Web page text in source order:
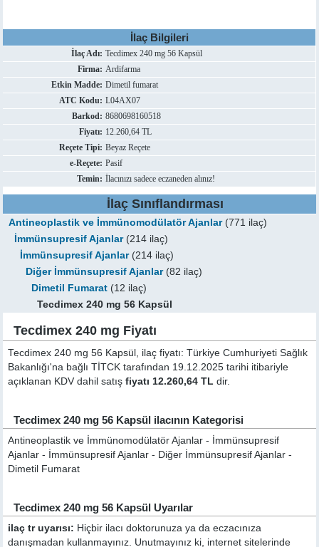
İlaç Bilgileri
İlaç Adı: Tecdimex 240 mg 56 Kapsül
Firma: Ardifarma
Etkin Madde: Dimetil fumarat
ATC Kodu: L04AX07
Barkod: 8680698160518
Fiyatı: 12.260,64 TL
Reçete Tipi: Beyaz Reçete
e-Reçete: Pasif
Temin: İlacınızı sadece eczaneden alınız!
İlaç Sınıflandırması
Antineoplastik ve İmmünomodülatör Ajanlar(771 ilaç)
İmmünsupresif Ajanlar(214 ilaç)
İmmünsupresif Ajanlar(214 ilaç)
Diğer İmmünsupresif Ajanlar(82 ilaç)
Dimetil Fumarat (12 ilaç)
Tecdimex 240 mg 56 Kapsül
Tecdimex 240 mg Fiyatı
Tecdimex 240 mg 56 Kapsül, ilaç fiyatı: Türkiye Cumhuriyeti Sağlık
Bakanlığı'na bağlı TİTCK tarafından 19.12.2025 tarihi itibariyle
açıklanan KDV dahil satışfiyatı 12.260,64 TL dir.
Tecdimex 240 mg 56 Kapsül ilacının Kategorisi
Antineoplastik ve İmmünomodülatör Ajanlar - İmmünsupresif
Ajanlar - İmmünsupresif Ajanlar - Diğer İmmünsupresif Ajanlar -
Dimetil Fumarat
Tecdimex 240 mg 56 Kapsül Uyarılar
ilaç tr uyarısı: Hiçbir ilacı doktorunuza ya da eczacınıza
danışmadan kullanmayınız. Unutmayınız ki, internet sitelerinde